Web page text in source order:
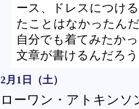
ース、ドレスにつけ
たことはなかったん
自分でも着てみたか
文章が書けるんだろ
2月1日（土）
ローワン・アトキン